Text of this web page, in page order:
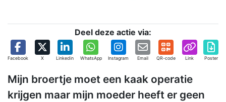
Deel deze actie via:
Facebook X Linkedin WhatsApp Instagram Email QR-code Link Poster
Mijn broertje moet een kaak operatie
krijgen maar mijn moeder heeft er geen